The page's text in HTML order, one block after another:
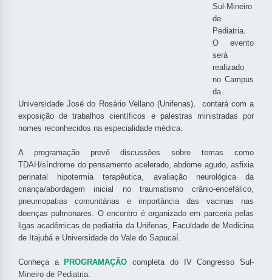
Sul-Mineiro
de
Pediatria.
O evento
será
realizado
no Campus
da
Universidade José do Rosário Vellano (Unifenas), contará com a
exposição de trabalhos científicos e palestras ministradas por
nomes reconhecidos na especialidade médica.
A programação prevê discussões sobre temas como
TDAH/síndrome do pensamento acelerado, abdome agudo, asfixia
perinatal hipotermia terapêutica, avaliação neurológica da
criança/abordagem inicial no traumatismo crânio-encefálico,
pneumopatias comunitárias e importância das vacinas nas
doenças pulmonares. O encontro é organizado em parceria pelas
ligas acadêmicas de pediatria da Unifenas, Faculdade de Medicina
de Itajubá e Universidade do Vale do Sapucaí.
Conheça a PROGRAMAÇÃO completa do IV CongressoSul-
Mineiro de Pediatria.